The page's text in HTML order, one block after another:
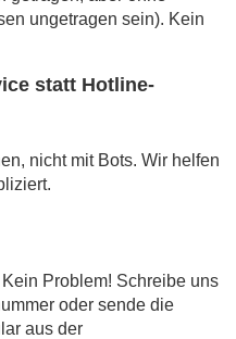
ungetragen sein). Kein
statt Hotline-
nicht mit Bots. Wir helfen
Problem! Schreibe uns
oder sende die
aus der